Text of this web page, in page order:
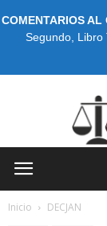
COMENTARIOS
Segundo, Libro
Inicio DECJAN